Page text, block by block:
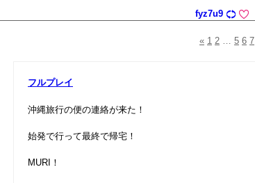
fyz7u9
« 1 2 … 5 6 7
フルプレイ
沖縄旅行の便の連絡が来た！
始発で行って最終で帰宅！
MURI！